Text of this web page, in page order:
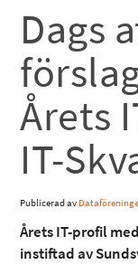
Dags
Årets
IT-
Publicerad av
Årets IT-profil
instiftad av